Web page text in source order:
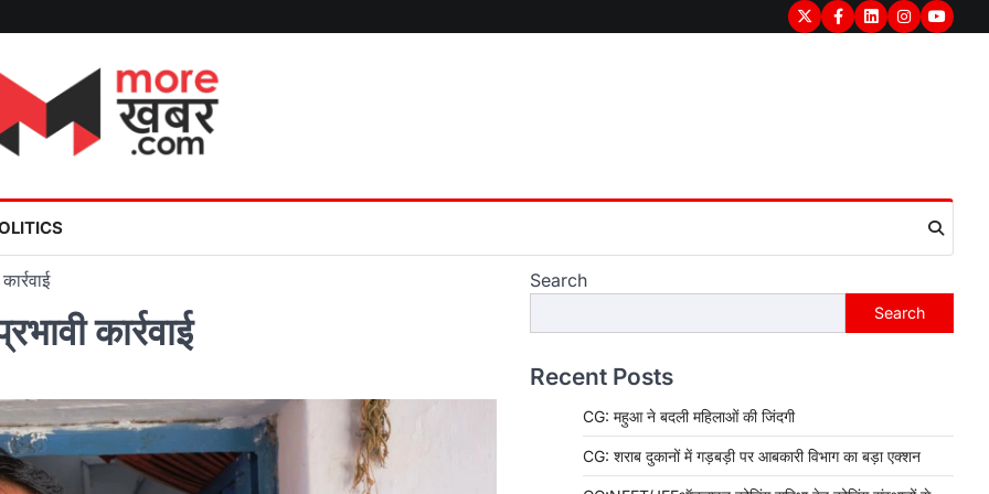
TwitterFacebook
LinkedInInstagram
कार्रवाई
Search
Search
Recent Posts
CG: महुआ ने बदली महिलाओं की जिंदगी
CG: शराब दुकानों में गड़बड़ी पर आबकारी विभाग का बड़ा एक्शन